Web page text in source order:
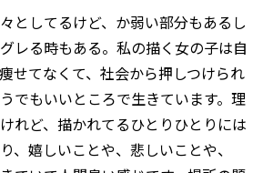
としてるけど、か弱い部分もあるし
レる時もある。私の描く女の子は自
せてなくて、社会から押しつけられ
でもいいところで生きています。理
れど、描かれてるひとりひとりには
、嬉しいことや、悲しいことや、